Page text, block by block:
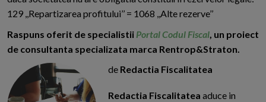
129 ,,Repartizarea profitului’’ = 1068 ,,Alte rezerve’’
Raspuns oferit de specialistii Portal Codul Fiscal, un proiect
de consultanta specializata marca Rentrop&Straton.
de Redactia Fiscalitatea
Redactia Fiscalitatea aduce in